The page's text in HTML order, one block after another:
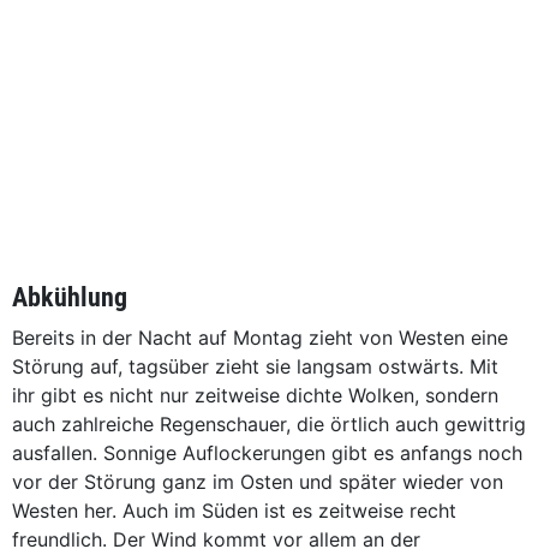
Abkühlung
Bereits in der Nacht auf Montag zieht von Westen eine
Störung auf, tagsüber zieht sie langsam ostwärts. Mit
ihr gibt es nicht nur zeitweise dichte Wolken, sondern
auch zahlreiche Regenschauer, die örtlich auch gewittrig
ausfallen. Sonnige Auflockerungen gibt es anfangs noch
vor der Störung ganz im Osten und später wieder von
Westen her. Auch im Süden ist es zeitweise recht
freundlich. Der Wind kommt vor allem an der